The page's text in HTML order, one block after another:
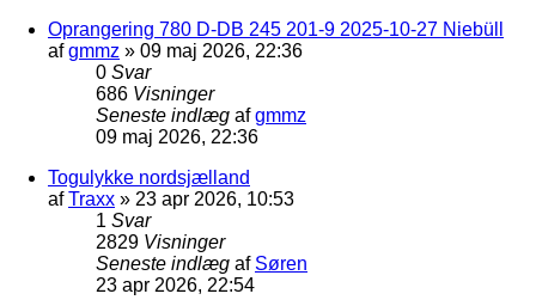
Oprangering 780 D-DB 245 201-9 2025-10-27 Niebüll
afgmmz » 09 maj 2026, 22:36
0 Svar
686 Visninger
Seneste indlæg afgmmz
09 maj 2026, 22:36
Togulykke nordsjælland
afTraxx » 23 apr 2026, 10:53
1 Svar
2829 Visninger
Seneste indlæg af Søren
23 apr 2026, 22:54